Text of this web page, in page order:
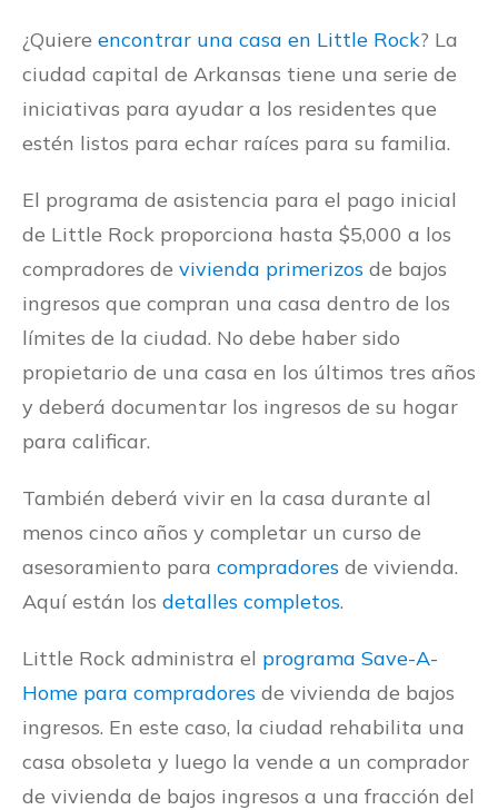
¿Quiere encontrar una casa en Little Rock? La
ciudad capital de Arkansas tiene una serie de
iniciativas para ayudar a los residentes que
estén listos para echar raíces para su familia.
El programa de asistencia para el pago inicial
de Little Rock proporciona hasta $5,000 a los
compradores de vivienda primerizos de bajos
ingresos que compran una casa dentro de los
límites de la ciudad. No debe haber sido
propietario de una casa en los últimos tres años
y deberá documentar los ingresos de su hogar
para calificar.
También deberá vivir en la casa durante al
menos cinco años y completar un curso de
asesoramiento para compradores de vivienda.
Aquí están los detalles completos.
Little Rock administra el programa Save-A-
Home para compradores de vivienda de bajos
ingresos. En este caso, la ciudad rehabilita una
casa obsoleta y luego la vende a un comprador
de vivienda de bajos ingresos a una fracción del